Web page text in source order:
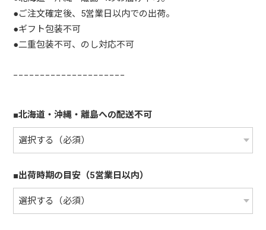
●ご注文確定後、5営業日以内での出荷。
●ギフト包装不可
●二重包装不可、のし対応不可
−−−−−−−−−−−−−−−−−−−−−
■北海道・沖縄・離島への配送不可
■出荷時期の目安（5営業日以内）